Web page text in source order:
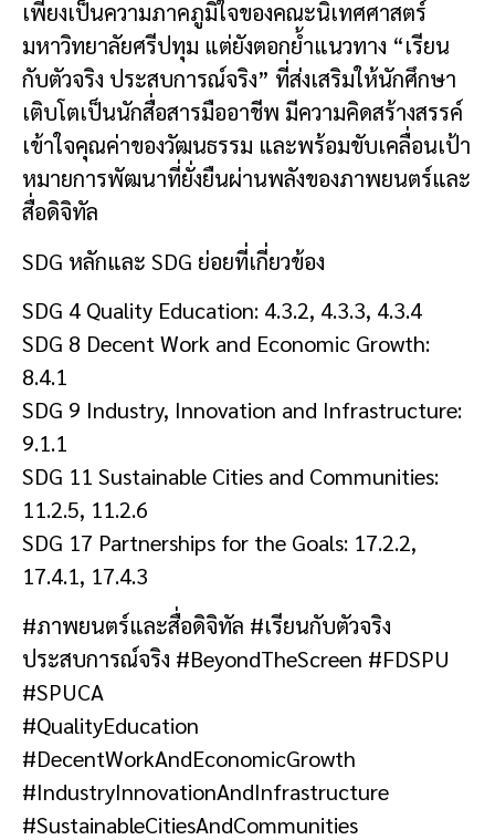
เพียงเป็นความภาคภูมิใจของคณะนิเทศศาสตร์
มหาวิทยาลัยศรีปทุม แต่ยังตอกย้ำแนวทาง “เรียน
กับตัวจริง ประสบการณ์จริง” ที่ส่งเสริมให้นักศึกษา
เติบโตเป็นนักสื่อสารมืออาชีพ มีความคิดสร้างสรรค์
เข้าใจคุณค่าของวัฒนธรรม และพร้อมขับเคลื่อนเป้า
หมายการพัฒนาที่ยั่งยืนผ่านพลังของภาพยนตร์และ
สื่อดิจิทัล
SDG หลักและ SDG ย่อยที่เกี่ยวข้อง
SDG 4 Quality Education: 4.3.2, 4.3.3, 4.3.4
SDG 8 Decent Work and Economic Growth:
8.4.1
SDG 9 Industry, Innovation and Infrastructure:
9.1.1
SDG 11 Sustainable Cities and Communities:
11.2.5, 11.2.6
SDG 17 Partnerships for the Goals: 17.2.2,
17.4.1, 17.4.3
#ภาพยนตร์และสื่อดิจิทัล #เรียนกับตัวจริง
ประสบการณ์จริง #BeyondTheScreen #FDSPU
#SPUCA
#QualityEducation
#DecentWorkAndEconomicGrowth
#IndustryInnovationAndInfrastructure
#SustainableCitiesAndCommunities